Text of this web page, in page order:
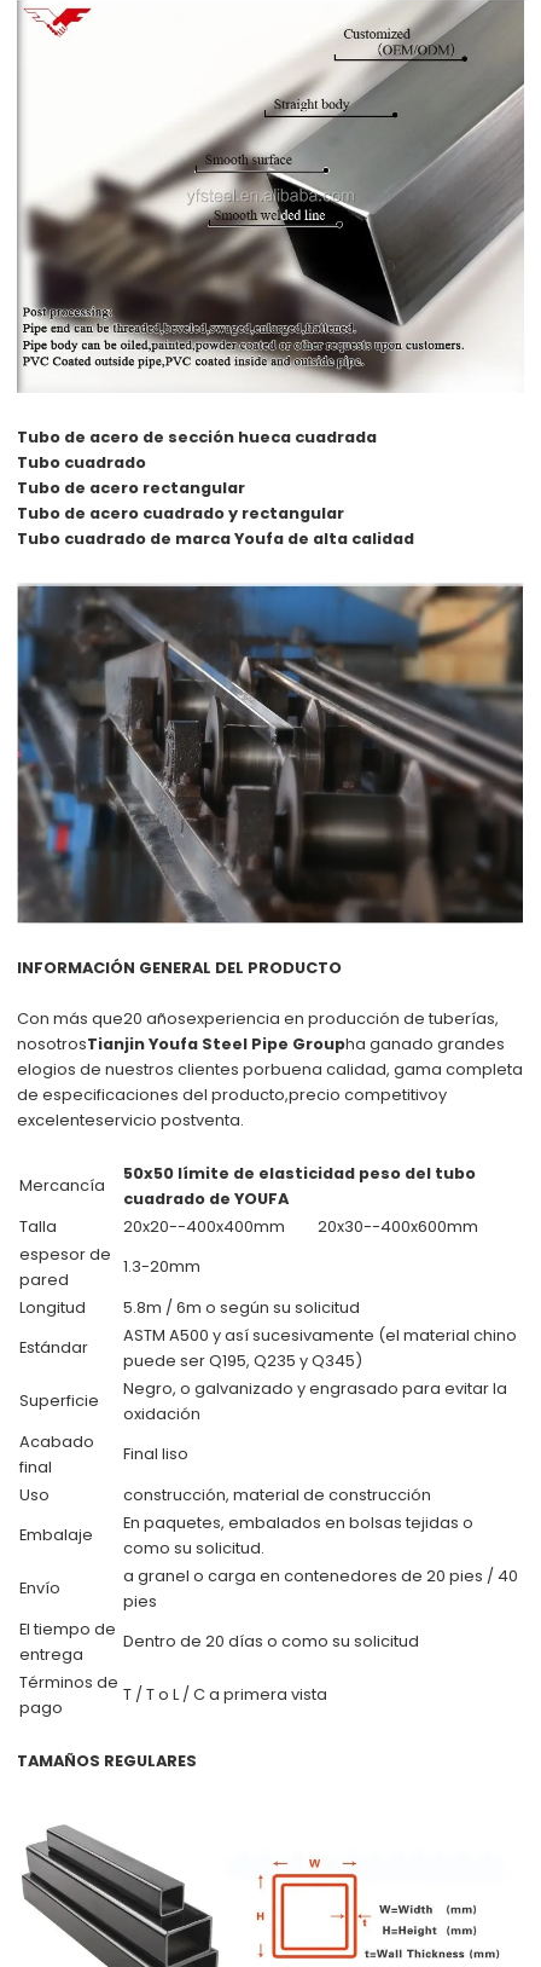
Tubo de acero de sección hueca cuadrada
Tubo cuadrado
Tubo de acero rectangular
Tubo de acero cuadrado y rectangular
Tubo cuadrado de marca Youfa de alta calidad
INFORMACIÓN GENERAL DEL PRODUCTO
Con más que20 añosexperiencia en producción de tuberías,
nosotrosTianjin Youfa Steel Pipe Groupha ganado grandes
elogios de nuestros clientes porbuena calidad, gama completa
de especificaciones del producto,precio competitivoy
excelenteservicio postventa.
Mercancía
50x50 límite de elasticidad peso del tubo
cuadrado de YOUFA
Talla
20x20--400x400mm
20x30--400x600mm
espesor de
pared
1.3-20mm
Longitud
5.8m / 6m o según su solicitud
Estándar
ASTM A500 y así sucesivamente (el material chino
puede ser Q195, Q235 y Q345)
Superficie
Negro, o galvanizado y engrasado para evitar la
oxidación
Acabado
final
Final liso
Uso
construcción, material de construcción
Embalaje
En paquetes, embalados en bolsas tejidas o
como su solicitud.
Envío
a granel o carga en contenedores de 20 pies / 40
pies
El tiempo de
entrega
Dentro de 20 días o como su solicitud
Términos de
pago
T / T o L / C a primera vista
TAMAÑOS REGULARES